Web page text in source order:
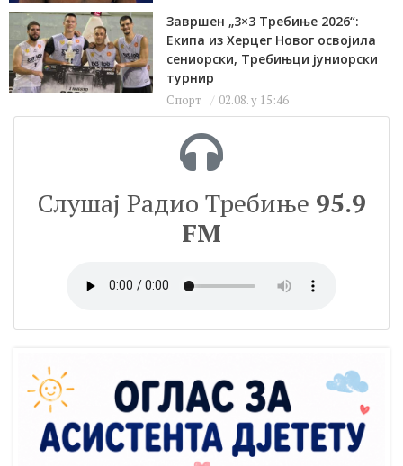
Завршен „3×3 Требиње 2026“:
Екипа из Херцег Новог освојила
сениорски, Требињци јуниорски
турнир
Спорт 02.08. у 15:46
Слушај Радио Требиње 95.9
FM